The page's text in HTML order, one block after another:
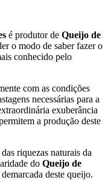
é produtor de Queijo de
o modo de saber fazer o
conhecido pelo
com as condições
necessárias para a
exuberância
a produção deste
riquezas naturais da
do Queijo de
deste queijo.